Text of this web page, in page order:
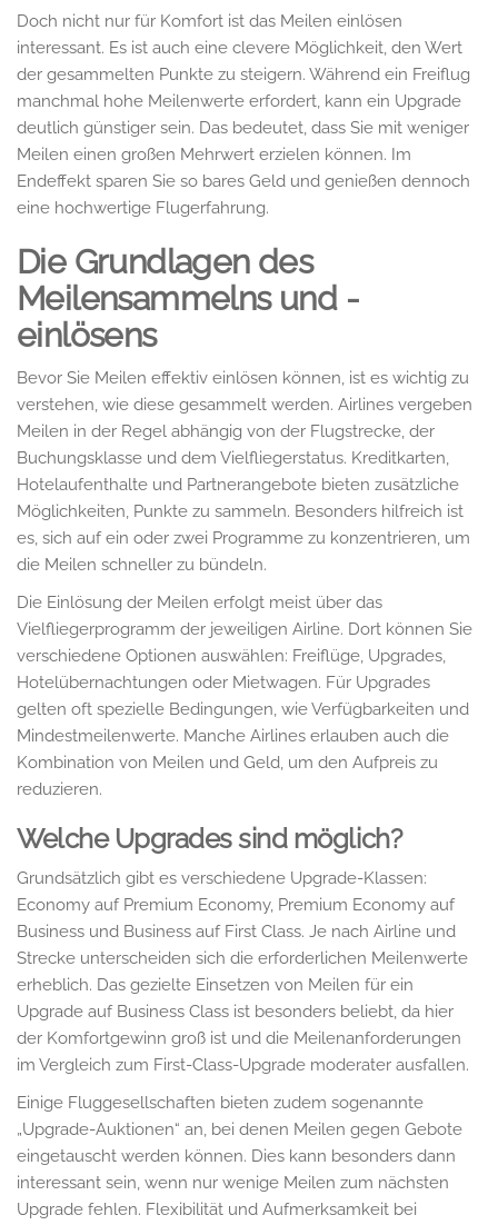
Doch nicht nur für Komfort ist das Meilen einlösen
interessant. Es ist auch eine clevere Möglichkeit, den Wert
der gesammelten Punkte zu steigern. Während ein Freiflug
manchmal hohe Meilenwerte erfordert, kann ein Upgrade
deutlich günstiger sein. Das bedeutet, dass Sie mit weniger
Meilen einen großen Mehrwert erzielen können. Im
Endeffekt sparen Sie so bares Geld und genießen dennoch
eine hochwertige Flugerfahrung.
Die Grundlagen des
Meilensammelns und -
einlösens
Bevor Sie Meilen effektiv einlösen können, ist es wichtig zu
verstehen, wie diese gesammelt werden. Airlines vergeben
Meilen in der Regel abhängig von der Flugstrecke, der
Buchungsklasse und dem Vielfliegerstatus. Kreditkarten,
Hotelaufenthalte und Partnerangebote bieten zusätzliche
Möglichkeiten, Punkte zu sammeln. Besonders hilfreich ist
es, sich auf ein oder zwei Programme zu konzentrieren, um
die Meilen schneller zu bündeln.
Die Einlösung der Meilen erfolgt meist über das
Vielfliegerprogramm der jeweiligen Airline. Dort können Sie
verschiedene Optionen auswählen: Freiflüge, Upgrades,
Hotelübernachtungen oder Mietwagen. Für Upgrades
gelten oft spezielle Bedingungen, wie Verfügbarkeiten und
Mindestmeilenwerte. Manche Airlines erlauben auch die
Kombination von Meilen und Geld, um den Aufpreis zu
reduzieren.
Welche Upgrades sind möglich?
Grundsätzlich gibt es verschiedene Upgrade-Klassen:
Economy auf Premium Economy, Premium Economy auf
Business und Business auf First Class. Je nach Airline und
Strecke unterscheiden sich die erforderlichen Meilenwerte
erheblich. Das gezielte Einsetzen von Meilen für ein
Upgrade auf Business Class ist besonders beliebt, da hier
der Komfortgewinn groß ist und die Meilenanforderungen
im Vergleich zum First-Class-Upgrade moderater ausfallen.
Einige Fluggesellschaften bieten zudem sogenannte
„Upgrade-Auktionen“ an, bei denen Meilen gegen Gebote
eingetauscht werden können. Dies kann besonders dann
interessant sein, wenn nur wenige Meilen zum nächsten
Upgrade fehlen. Flexibilität und Aufmerksamkeit bei